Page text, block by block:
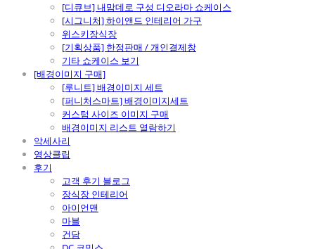
[디큐브] 내맘데로 구성 디오라마 쇼케이스
[시그니처] 하이앤드 인테리어 가구
위스키장식장
[기획상품] 한정판매 / 개인결제창
기타 쇼케이스 보기
[배경이미지 구매]
[루니트] 배경이미지 세트
[퍼니처스마트] 배경이미지세트
커스텀 사이즈 이미지 구매
배경이미지 리스트 열람하기
악세사리
영상클립
후기
고객 후기 블로그
장식장 인테리어
아이언맨
마블
건담